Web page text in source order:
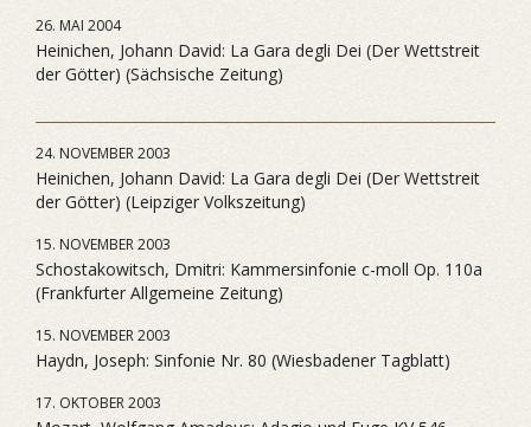
26. MAI 2004
Heinichen, Johann David: La Gara degli Dei (Der Wettstreit
der Götter) (Sächsische Zeitung)
24. NOVEMBER 2003
Heinichen, Johann David: La Gara degli Dei (Der Wettstreit
der Götter) (Leipziger Volkszeitung)
15. NOVEMBER 2003
Schostakowitsch, Dmitri: Kammersinfonie c-moll Op. 110a
(Frankfurter Allgemeine Zeitung)
15. NOVEMBER 2003
Haydn, Joseph: Sinfonie Nr. 80 (Wiesbadener Tagblatt)
17. OKTOBER 2003